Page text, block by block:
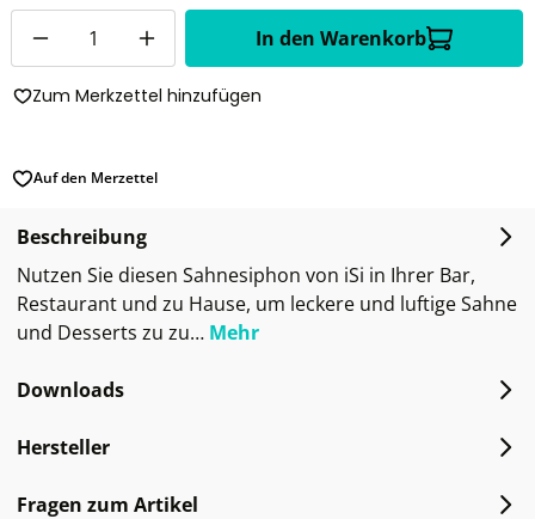
In den Warenkorb
Zum Merkzettel hinzufügen
Auf den Merzettel
Beschreibung
Nutzen Sie diesen Sahnesiphon von iSi in Ihrer Bar,
Restaurant und zu Hause, um leckere und luftige Sahne
und Desserts zu zu… Mehr
Downloads
Hersteller
Fragen zum Artikel